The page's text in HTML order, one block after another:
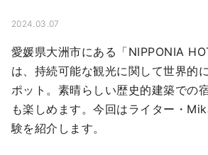
2024.03.07
愛媛県大洲市にある「NIPPONIA
は、持続可能な観光に関して世界的
ポット。素晴らしい歴史的建築での
も楽しめます。今回はライター・
験を紹介します。